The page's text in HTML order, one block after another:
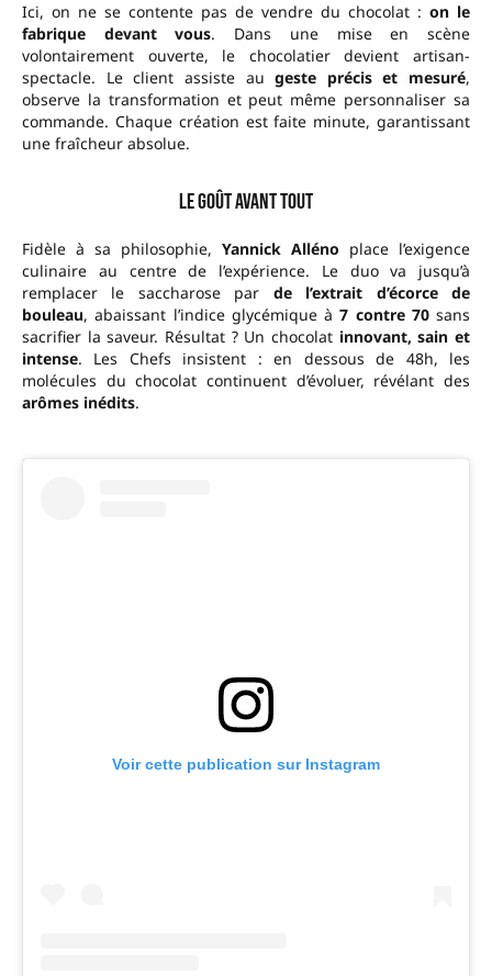
Ici, on ne se contente pas de vendre du chocolat : on le
fabrique devant vous. Dans une mise en scène
volontairement ouverte, le chocolatier devient artisan-
spectacle. Le client assiste augeste précis et mesuré,
observe la transformation et peut même personnaliser sa
commande. Chaque création est faite minute, garantissant
une fraîcheur absolue.
Le goût avant tout
Fidèle à sa philosophie, Yannick Alléno place l’exigence
culinaire au centre de l’expérience. Le duo va jusqu’à
remplacer le saccharose par de l’extrait d’écorce de
bouleau, abaissant l’indice glycémique à7 contre 70sans
sacrifier la saveur. Résultat ? Un chocolat innovant, sain et
intense. Les Chefs insistent : en dessous de 48h, les
molécules du chocolat continuent d’évoluer, révélant des
arômes inédits.
Voir cette publication sur Instagram